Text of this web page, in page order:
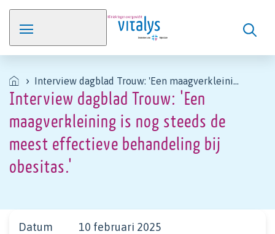
Interview dagblad Trouw: 'Een
maagverkleining is nog steeds de
meest effectieve behandeling bij
obesitas.'
Interview dagblad Trouw: 'Een maagverkleining is nog steeds de meest effectieve behandeling bij obesitas.'
Datum
10 februari 2025